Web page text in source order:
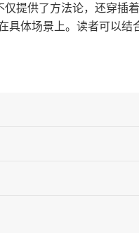
提供了方法论，还穿插
具体场景上。读者可以